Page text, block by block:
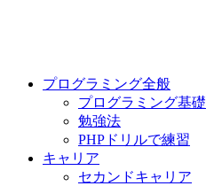
プログラミング全般
プログラミング基礎
勉強法
PHPドリルで練習
キャリア
セカンドキャリア